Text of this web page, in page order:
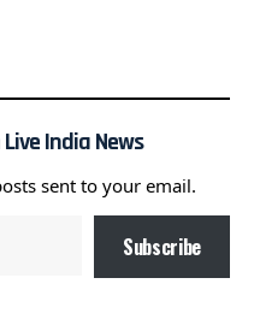
India News
sent to your email.
Subscribe